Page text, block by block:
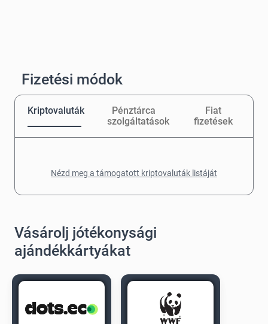
Fizetési módok
Kriptovaluták
Pénztárca
szolgáltatások
Fiat
fizetések
Nézd meg a támogatott kriptovaluták listáját
Vásárolj jótékonysági
ajándékkártyákat